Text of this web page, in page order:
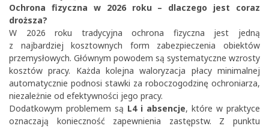
Ochrona fizyczna w 2026 roku – dlaczego jest coraz
droższa?
W 2026 roku tradycyjna ochrona fizyczna jest jedną
z najbardziej kosztownych form zabezpieczenia obiektów
przemysłowych. Głównym powodem są systematyczne wzrosty
kosztów pracy. Każda kolejna waloryzacja płacy minimalnej
automatycznie podnosi stawki za roboczogodzinę ochroniarza,
niezależnie od efektywności jego pracy.
Dodatkowym problemem są L4 i absencje, które w praktyce
oznaczają konieczność zapewnienia zastępstw. Z punktu